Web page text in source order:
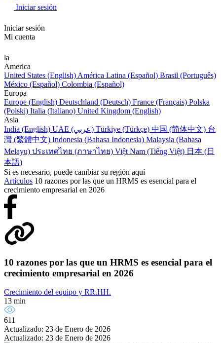
Iniciar sesión
Iniciar sesión
Mi cuenta
la
America
United States (English) América Latina (Español) Brasil (Português)
México (Español) Colombia (Español)
Europa
Europe (English) Deutschland (Deutsch) France (Français) Polska
(Polski) Italia (Italiano) United Kingdom (English)
Asia
India (English)
UAE (عربي) Türkiye (Türkçe) 中国 (简体中文) 台
灣 (繁體中文) Indonesia (Bahasa Indonesia) Malaysia (Bahasa
Melayu) ประเทศไทย (ภาษาไทย) Việt Nam (Tiếng Việt) 日本 (日
本語)
Si es necesario, puede cambiar su región aquí
Artículos 10 razones por las que un HRMS es esencial para el
crecimiento empresarial en 2026
10 razones por las que un HRMS es esencial para el
crecimiento empresarial en 2026
Crecimiento del equipo y RR.HH.
13 min
611
Actualizado: 23 de Enero de 2026
Actualizado: 23 de Enero de 2026